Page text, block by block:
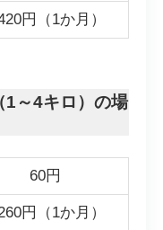
円（1か月）
1～4キロ）の場
60円
円（1か月）